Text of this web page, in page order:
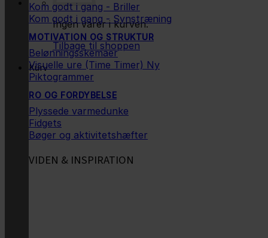
Ingen varer i kurven.
Tilbage til shoppen
Kurv
Kom godt i gang - Briller
Kom godt i gang - Synstræning
MOTIVATION OG STRUKTUR
Belønningsskemaer
Visuelle ure (Time Timer)
Piktogrammer
RO OG FORDYBELSE
Plyssede varmedunke
Fidgets
Bøger og aktivitetshæfter
VIDEN & INSPIRATION